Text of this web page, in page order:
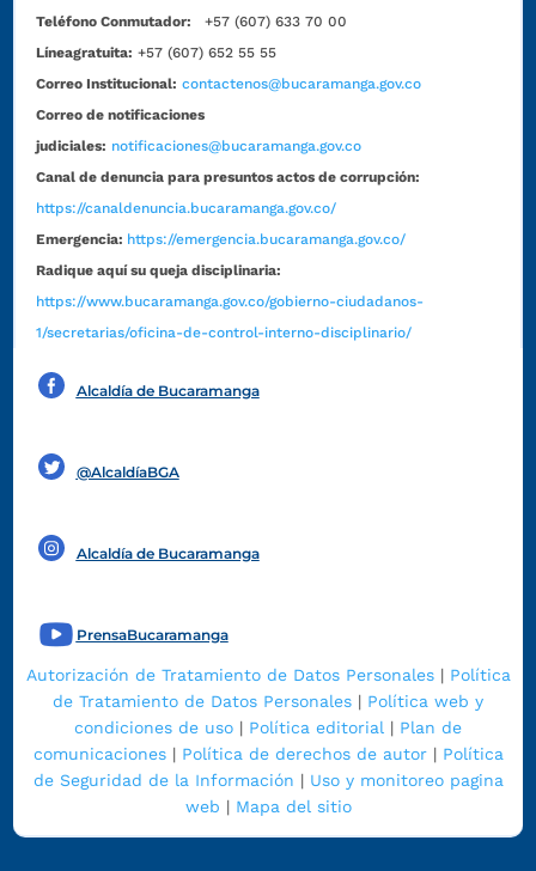
Teléfono Conmutador:
+57 (607) 633 70 00
Líneagratuita: +57 (607) 652 55 55
Correo Institucional: contactenos@bucaramanga.gov.co
Correo de notificaciones
judiciales: notificaciones@bucaramanga.gov.co
Canal de denuncia para presuntos actos de corrupción:
https://canaldenuncia.bucaramanga.gov.co/
Emergencia: https://emergencia.bucaramanga.gov.co/
Radique aquí su queja disciplinaria:
https://www.bucaramanga.gov.co/gobierno-ciudadanos-
1/secretarias/oficina-de-control-interno-disciplinario/
Alcaldía de Bucaramanga
@AlcaldíaBGA
Alcaldía de Bucaramanga
PrensaBucaramanga
Autorización de Tratamiento de Datos Personales| Política
de Tratamiento de Datos Personales | Política web y
condiciones de uso | Política editorial | Plan de
comunicaciones| Política de derechos de autor| Política
de Seguridad de la Información | Uso y monitoreo pagina
web | Mapa del sitio